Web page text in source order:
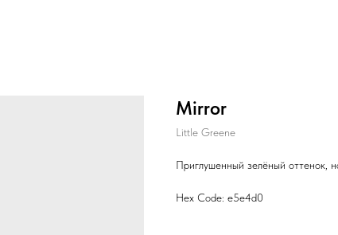
Mirror
Little Greene
Приглушенный зелёный оттенок,
Hex Code: e5e4d0